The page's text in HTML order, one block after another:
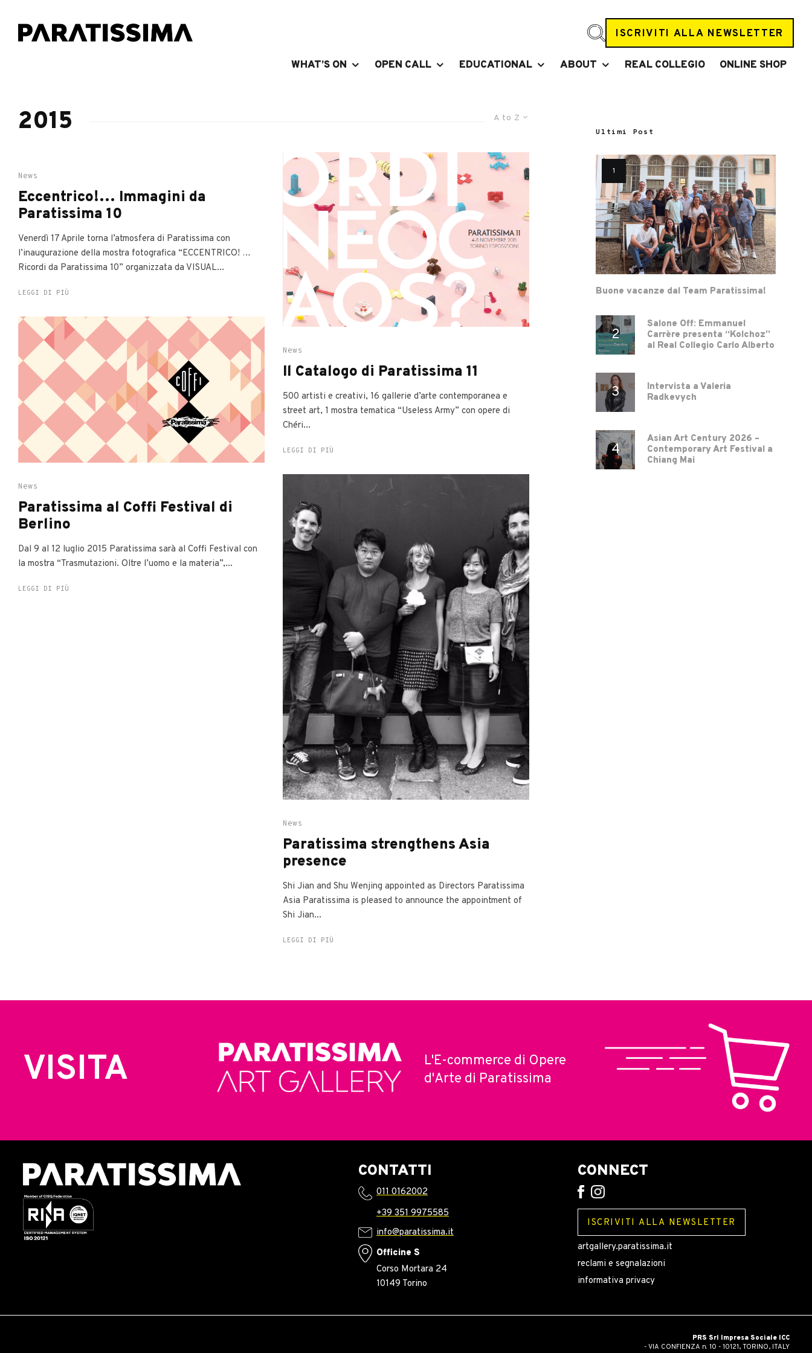
ISCRIVITI ALLA NEWSLETTER
WHAT’S ON OPEN CALL EDUCATIONAL ABOUT REAL COLLEGIO ONLINE SHOP
A to Z
2015
News
Eccentrico!… Immagini da
Paratissima 10
Venerdì 17 Aprile torna l’atmosfera di Paratissima con
l’inaugurazione della mostra fotografica “ECCENTRICO! …
Ricordi da Paratissima 10” organizzata da VISUAL...
LEGGI DI PIÙ
News
Paratissima al Coffi Festival di
Berlino
Dal 9 al 12 luglio 2015 Paratissima sarà al Coffi Festival con
la mostra “Trasmutazioni. Oltre l’uomo e la materia”,...
LEGGI DI PIÙ
News
Il Catalogo di Paratissima 11
500 artisti e creativi, 16 gallerie d’arte contemporanea e
street art, 1 mostra tematica “Useless Army” con opere di
Chéri...
LEGGI DI PIÙ
News
Paratissima strengthens Asia
presence
Shi Jian and Shu Wenjing appointed as Directors Paratissima
Asia Paratissima is pleased to announce the appointment of
Shi Jian...
LEGGI DI PIÙ
Ultimi Post
Buone vacanze dal Team Paratissima!
Salone Off: Emmanuel
Carrère presenta “Kolchoz”
al Real Collegio Carlo Alberto
Intervista a Valeria
Radkevych
Asian Art Century 2026 –
Contemporary Art Festival a
Chiang Mai
VISITA
L'E-commerce di Opere
d'Arte di Paratissima
CONTATTI
011 0162002
+39 351 9975585
info@paratissima.it
Officine S
Corso Mortara 24
10149 Torino
CONNECT
ISCRIVITI ALLA NEWSLETTER
artgallery.paratissima.it
reclami e segnalazioni
informativa privacy
PRS Srl Impresa Sociale ICC
- VIA CONFIENZA n. 10 - 10121, TORINO, ITALY